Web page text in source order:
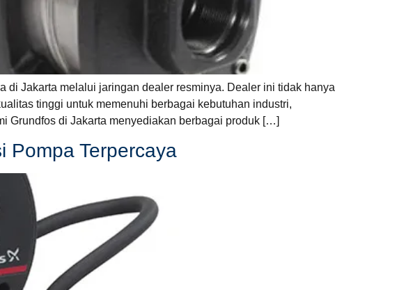
Jakarta melalui jaringan dealer resminya. Dealer ini tidak hanya
tinggi untuk memenuhi berbagai kebutuhan industri,
Grundfos di Jakarta menyediakan berbagai produk […]
Pompa Terpercaya